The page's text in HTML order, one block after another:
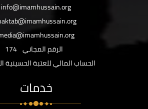
info@imamhussain.org
الرقم المجاني 174
الحساب المالي للعتبة
خدمات